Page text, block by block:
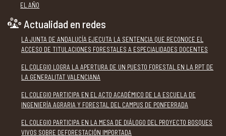
EL AÑO
Actualidad en redes
LA JUNTA DE ANDALUCÍA EJECUTA LA SENTENCIA QUE RECONOCE EL
ACCESO DE TITULACIONES FORESTALES A ESPECIALIDADES DOCENTES
EL COLEGIO LOGRA LA APERTURA DE UN PUESTO FORESTAL EN LA RPT DE
LA GENERALITAT VALENCIANA
EL COLEGIO PARTICIPA EN EL ACTO ACADÉMICO DE LA ESCUELA DE
INGENIERÍA AGRARIA Y FORESTAL DEL CAMPUS DE PONFERRADA
EL COLEGIO PARTICIPA EN LA MESA DE DIÁLOGO DEL PROYECTO BOSQUES
VIVOS SOBRE DEFORESTACIÓN IMPORTADA